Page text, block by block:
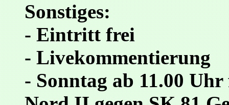
Sonstiges:
- Eintritt frei
- Livekommentierung
- Sonntag ab 11.00